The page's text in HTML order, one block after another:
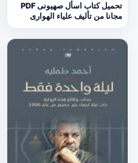
تحميل كتاب اسأل صهيونى PDF
مجانا من تأليف علياء الهوارى